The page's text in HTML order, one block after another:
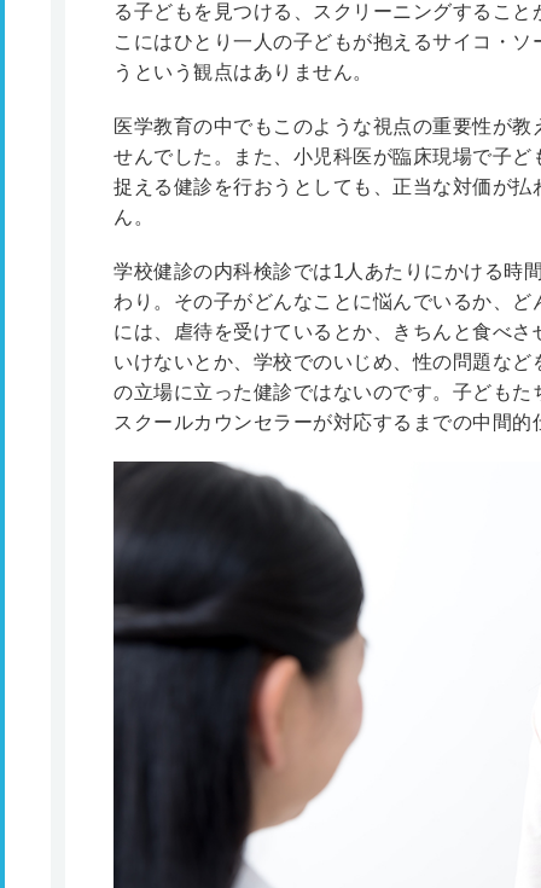
る子どもを見つける、スクリーニングするこ
こにはひとり一人の子どもが抱えるサイコ・
うという観点はありません。
医学教育の中でもこのような視点の重要性が
せんでした。また、小児科医が臨床現場で子
捉える健診を行おうとしても、正当な対価が
ん。
学校健診の内科検診では1人あたりにかける時
わり。その子がどんなことに悩んでいるか、
には、虐待を受けているとか、きちんと食べ
いけないとか、学校でのいじめ、性の問題な
の立場に立った健診ではないのです。子ども
スクールカウンセラーが対応するまでの中間的